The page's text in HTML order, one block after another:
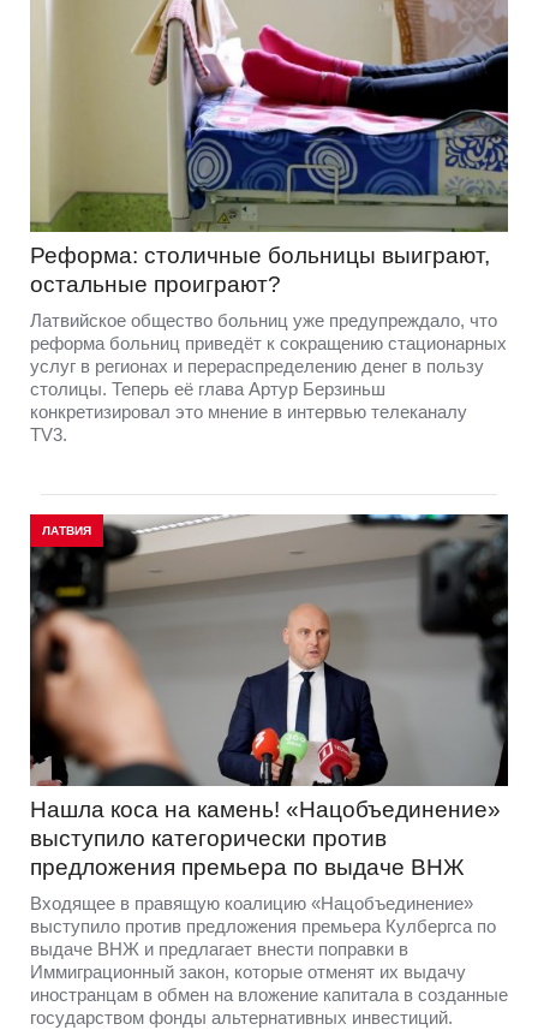
Реформа: столичные больницы выиграют,
остальные проиграют?
Латвийское общество больниц уже предупреждало, что
реформа больниц приведёт к сокращению стационарных
услуг в регионах и перераспределению денег в пользу
столицы. Теперь её глава Артур Берзиньш
конкретизировал это мнение в интервью телеканалу
TV3.
ЛАТВИЯ
Нашла коса на камень! «Нацобъединение»
выступило категорически против
предложения премьера по выдаче ВНЖ
Входящее в правящую коалицию «Нацобъединение»
выступило против предложения премьера Кулбергса по
выдаче ВНЖ и предлагает внести поправки в
Иммиграционный закон, которые отменят их выдачу
иностранцам в обмен на вложение капитала в созданные
государством фонды альтернативных инвестиций.